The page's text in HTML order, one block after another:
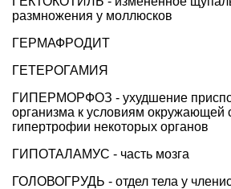
размножения у моллюсков
ГЕРМАФРОДИТ
ГЕТЕРОГАМИЯ
ГИПЕРМОРФОЗ - ухудшение
организма к условиям окружающей
гипертрофии некоторых органов
ГИПОТАЛАМУС - часть мозга
ГОЛОВОГРУДЬ - отдел тела у